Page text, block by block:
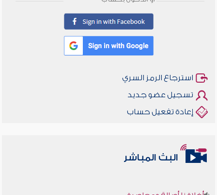
استرجاع الرمز السري
تسجيل عضو جديد
إعادة تفعيل حساب
البث المباشر
أخلاقنا أصالة ومعاصرة